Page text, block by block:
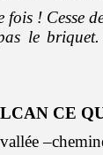
! Cesse
le
CE